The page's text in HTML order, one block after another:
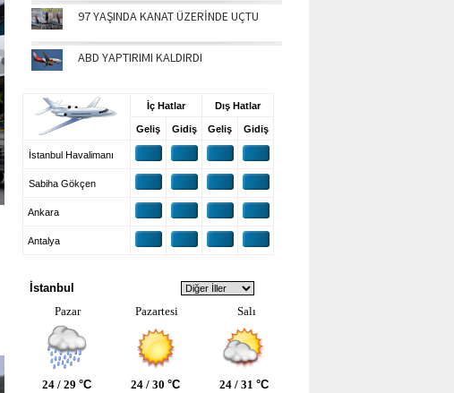
97 YAŞINDA KANAT ÜZERİNDE UÇTU
ABD YAPTIRIMI KALDIRDI
İç Hatlar Dış Hatlar
Geliş Gidiş Geliş Gidiş
İstanbul Havalimanı
Sabiha Gökçen
Ankara
Antalya
İstanbul
Pazar
Pazartesi Salı
24 / 29 °C 24 / 30 °C 24 / 31 °C